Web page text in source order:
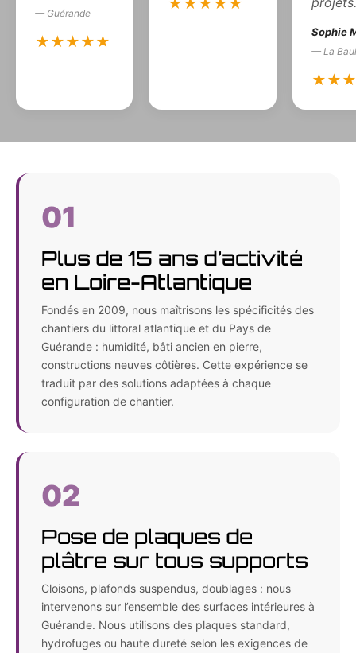
— Guérande
★★★★★
★★★★★
Sophie
— La
01
Plus de 15 ans d’activité
en Loire-Atlantique
Fondés en 2009, nous maîtrisons les spécificités des
chantiers du littoral atlantique et du Pays de
Guérande : humidité, bâti ancien en pierre,
constructions neuves côtières. Cette expérience se
traduit par des solutions adaptées à chaque
configuration de chantier.
02
Pose de plaques de
plâtre sur tous supports
Cloisons, plafonds suspendus, doublages : nous
intervenons sur l’ensemble des surfaces intérieures à
Guérande. Nous utilisons des plaques standard,
hydrofuges ou haute dureté selon les exigences de